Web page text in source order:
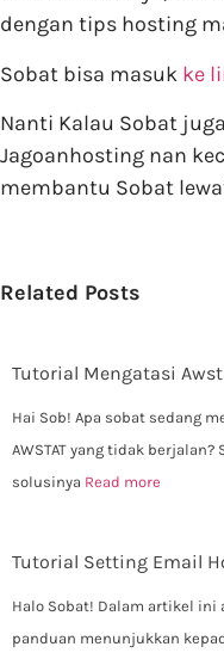
dengan tips hosting
Sobat bisa masuk ke
Nanti Kalau Sobat
Jagoanhosting nan
membantu Sobat
Related Posts
Tutorial Mengatasi
Hai Sob! Apa sobat sedang
AWSTAT yang tidak
solusinya Read more
Tutorial Setting Email
Halo Sobat! Dalam artikel
panduan menunjukkan